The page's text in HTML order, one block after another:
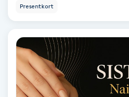
Kosmetisk tatuering
Kostrådgivning
Kroppsinpackning
Kroppspeeling
Presentkort